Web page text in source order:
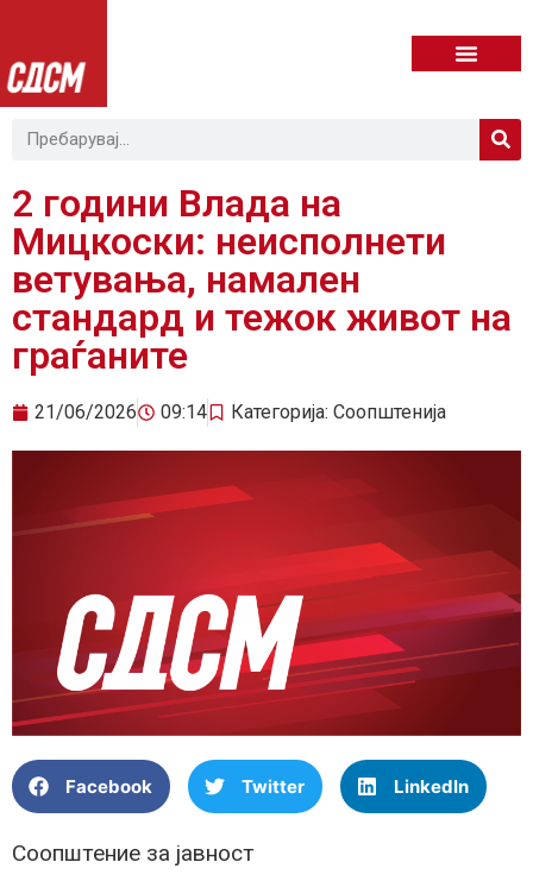
2 години Влада на
Мицкоски: неисполнети
ветувања, намален
стандард и тежок живот на
граѓаните
21/06/2026 09:14 Категорија: Соопштенија
Facebook Twitter LinkedIn
Соопштение за јавност